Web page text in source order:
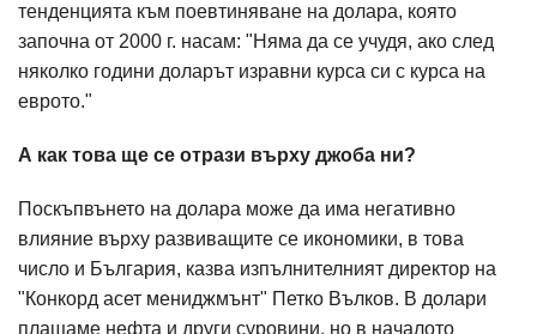
тенденцията към поевтиняване на долара, която
започна от 2000 г. насам: "Няма да се учудя, ако след
няколко години доларът изравни курса си с курса на
еврото."
А как това ще се отрази върху джоба ни?
Поскъпвънето на долара може да има негативно
влияние върху развиващите се икономики, в това
число и България, казва изпълнителният директор на
"Конкорд асет мениджмънт" Петко Вълков. В долари
плащаме нефта и други суровини, но в началото